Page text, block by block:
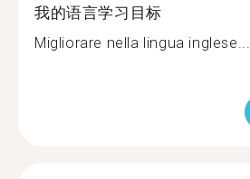
我的语言学习目标
Migliorare nella lingua inglese...